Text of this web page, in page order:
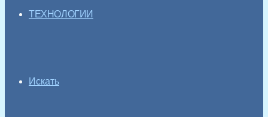
ТЕХНОЛОГИИ
Искать